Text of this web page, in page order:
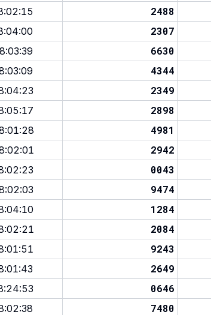
2488
2307
6630
4344
2349
2898
4981
2942
0043
9474
1284
2084
9243
2649
0646
7480